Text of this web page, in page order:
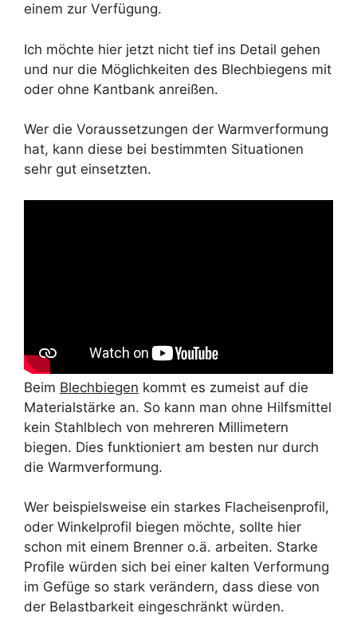
einem zur Verfügung.
Ich möchte hier jetzt nicht tief ins Detail gehen
und nur die Möglichkeiten des Blechbiegens mit
oder ohne Kantbank anreißen.
Wer die Voraussetzungen der Warmverformung
hat, kann diese bei bestimmten Situationen
sehr gut einsetzten.
Beim Blechbiegen kommt es zumeist auf die
Materialstärke an. So kann man ohne Hilfsmittel
kein Stahlblech von mehreren Millimetern
biegen. Dies funktioniert am besten nur durch
die Warmverformung.
Wer beispielsweise ein starkes Flacheisenprofil,
oder Winkelprofil biegen möchte, sollte hier
schon mit einem Brenner o.ä. arbeiten. Starke
Profile würden sich bei einer kalten Verformung
im Gefüge so stark verändern, dass diese von
der Belastbarkeit eingeschränkt würden.